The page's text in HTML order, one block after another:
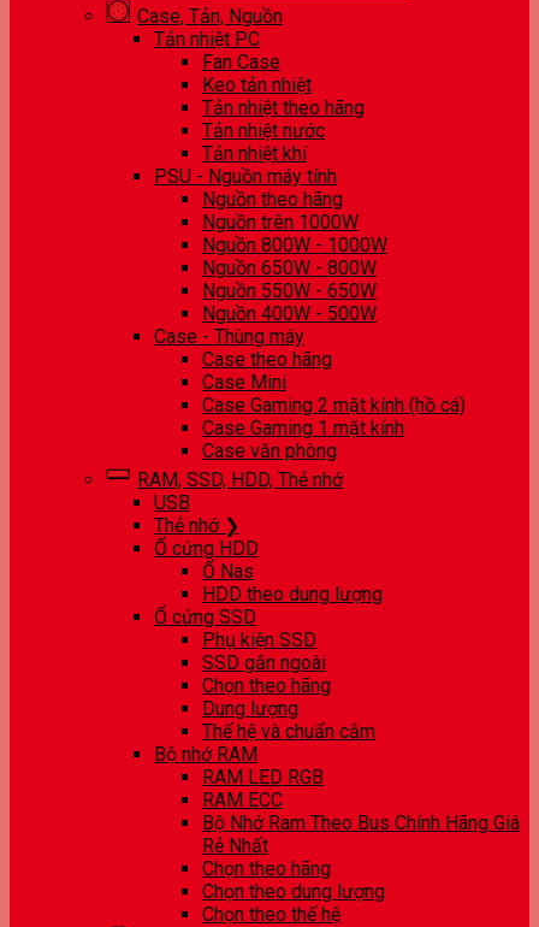
Case, Tản, Nguồn
Tản nhiệt PC
Fan Case
Keo tản nhiệt
Tản nhiệt theo hãng
Tản nhiệt nước
Tản nhiệt khí
PSU - Nguồn máy tính
Nguồn theo hãng
Nguồn trên 1000W
Nguồn 800W - 1000W
Nguồn 650W - 800W
Nguồn 550W - 650W
Nguồn 400W - 500W
Case - Thùng máy
Case theo hãng
Case Mini
Case Gaming 2 mặt kính (hồ cá)
Case Gaming 1 mặt kính
Case văn phòng
RAM, SSD, HDD, Thẻ nhớ
USB
Thẻ nhớ ❯
Ổ cứng HDD
Ổ Nas
HDD theo dung lượng
Ổ cứng SSD
Phụ kiện SSD
SSD gắn ngoài
Chọn theo hãng
Dung lượng
Thế hệ và chuẩn cắm
Bộ nhớ RAM
RAM LED RGB
RAM ECC
Bộ Nhớ Ram Theo Bus Chính Hãng Giá
Rẻ Nhất
Chọn theo hãng
Chọn theo dung lượng
Chọn theo thế hệ